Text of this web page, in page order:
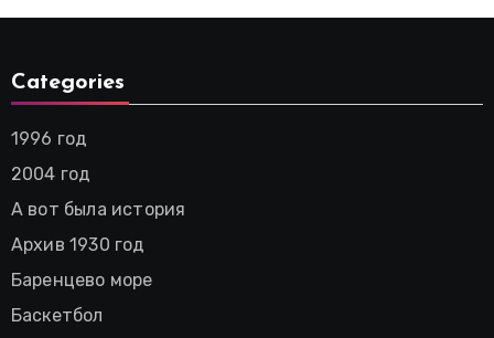
Categories
1996 год
2004 год
А вот была история
Архив 1930 год
Баренцево море
Баскетбол